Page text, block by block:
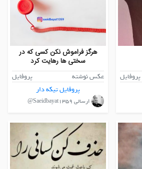
پروفایل
هرگز فراموش نکن کسی که در
سختی ها رهایت کرد
عکس نوشته
پروفایل
پروفایل تیکه دار
ارسالی Saeidbayat1359@